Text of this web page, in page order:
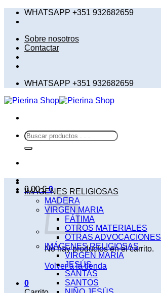
SaltarWHATSAPP +351 932682659
Sobre nosotros
Contactar
WHATSAPP +351 932682659
Buscar
por:
0,00€ 0
No hay productos en el carrito.
Volver a la tienda
0
IMÁGENES RELIGIOSAS
MADERA
VIRGEN MARIA
FÁTIMA
OTROS MATERIALES
OTRAS ADVOCACIONES
IMÁGENES RELIGIOSAS
VIRGEN MARIA
JESÚS
SANTAS
SANTOS